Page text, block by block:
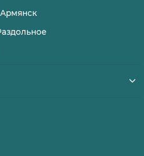
Армянск